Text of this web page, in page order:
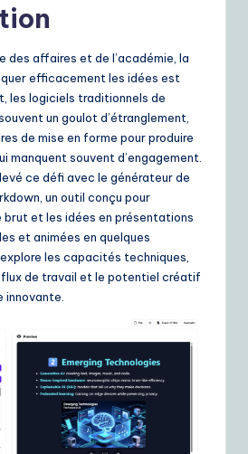
des affaires et de l’académie, la
efficacement les idées est
les logiciels traditionnels de
un goulot d’étranglement,
de mise en forme pour produire
manquent souvent d’engagement.
ce défi avec le générateur de
un outil conçu pour
et les idées en présentations
et animées en quelques
les capacités techniques,
flux de travail et le potentiel créatif